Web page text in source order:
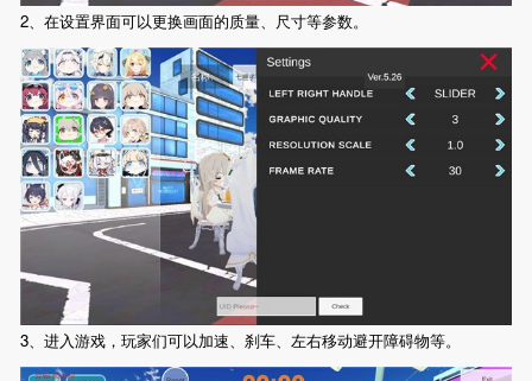
2、在设置界面可以更换画面的质量、尺寸等参数。
3、进入游戏，玩家们可以加速、刹车、左右移动避开障碍物等。